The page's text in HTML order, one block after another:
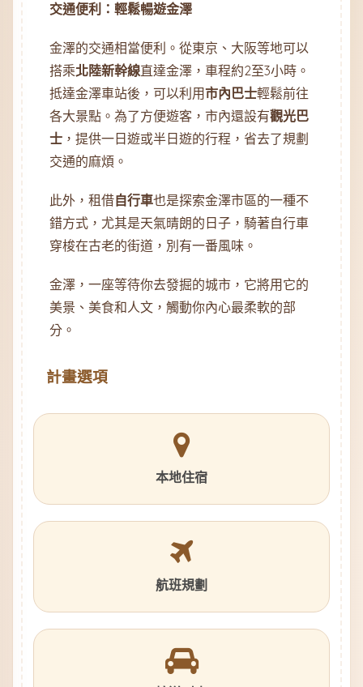
交通便利：輕鬆暢遊金澤
金澤的交通相當便利。從東京、大阪等地可以
搭乘北陸新幹線直達金澤，車程約2至3小時。
抵達金澤車站後，可以利用市內巴士輕鬆前往
各大景點。為了方便遊客，市內還設有觀光巴
士 ，提供一日遊或半日遊的行程，省去了規劃
交通的麻煩。
此外，租借自行車也是探索金澤市區的一種不
錯方式，尤其是天氣晴朗的日子，騎著自行車
穿梭在古老的街道，別有一番風味。
金澤，一座等待你去發掘的城市，它將用它的
美景、美食和人文，觸動你內心最柔軟的部
分。
計畫選項
本地住宿
航班規劃